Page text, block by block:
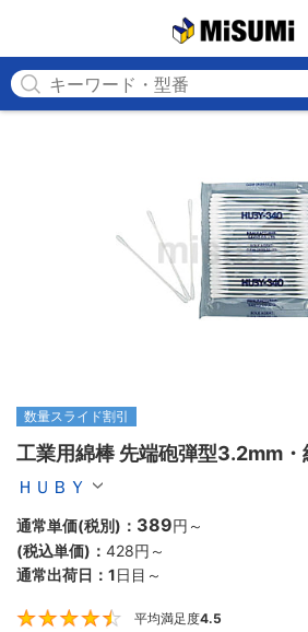
数量スライド割引
工業用綿棒 先端砲弾型3.2mm・
ＨＵＢＹ
通常単価(税別)： 389円 ～
(税込単価)： 428円 ～
通常出荷日： 1日目～
平均満足度4.5